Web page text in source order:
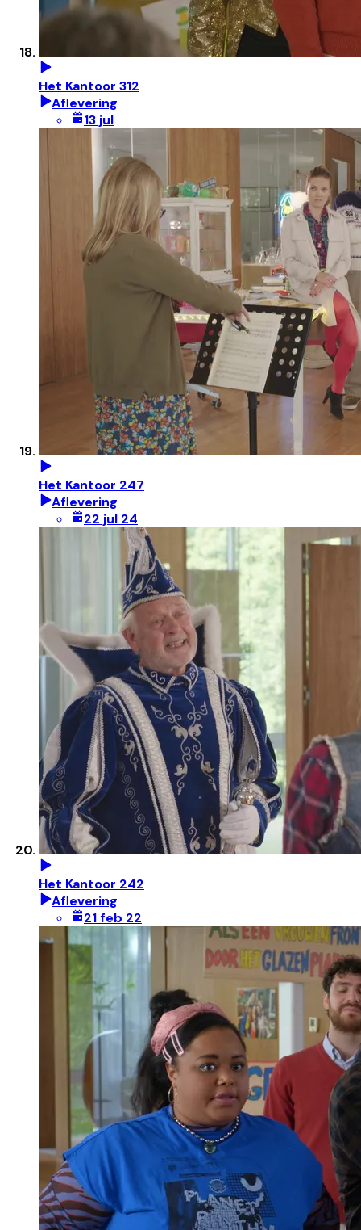
Het Kantoor 312
Aflevering
13 jul
Het Kantoor 247
Aflevering
22 jul 24
Het Kantoor 242
Aflevering
21 feb 22